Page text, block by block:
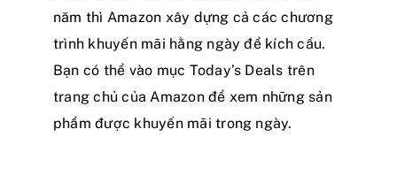
năm thì Amazon xây dựng cả các chương
trình khuyến mãi hằng ngày để kích cầu.
Bạn có thể vào mục Today’s Deals trên
trang chủ của Amazon để xem những sản
phẩm được khuyến mãi trong ngày.